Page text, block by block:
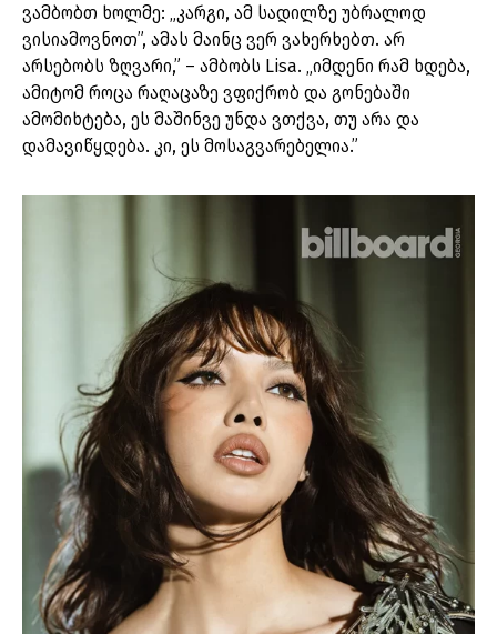
ვამბობთ ხოლმე: „კარგი, ამ სადილზე უბრალოდ
ვისიამოვნოთ”, ამას მაინც ვერ ვახერხებთ. არ
არსებობს ზღვარი,” – ამბობს Lisa. „იმდენი რამ ხდება,
ამიტომ როცა რაღაცაზე ვფიქრობ და გონებაში
ამომიხტება, ეს მაშინვე უნდა ვთქვა, თუ არა და
დამავიწყდება. კი, ეს მოსაგვარებელია.”